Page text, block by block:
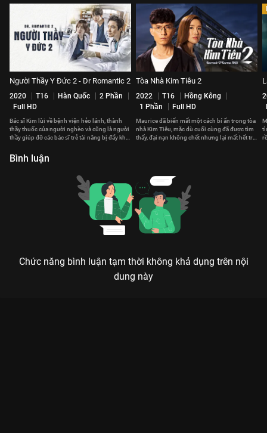
Người Thầy Y Đức 2 - Dr Romantic 2
2020 T16 Hàn Quốc
2 Phần
Full HD
Bác sĩ Kim lùi về bệnh viện hẻo lánh, thành
thầy thuốc của người nghèo và cũng là người
thầy giúp đỡ các bác sĩ trẻ tài năng bị đẩy khỏi
Tòa Nhà Kim Tiêu 2
2022 T16
Hồng Kông
1 Phần
Full HD
Maurice đã biến mất một cách bí ẩn trong tòa
nhà Kim Tiêu, mặc dù cuối cùng đã được tìm
thấy, đại nạn không chết nhưng lại mất hết trí
Bình luận
Chức năng bình luận tạm thời không khả dụng trên nội
dung này